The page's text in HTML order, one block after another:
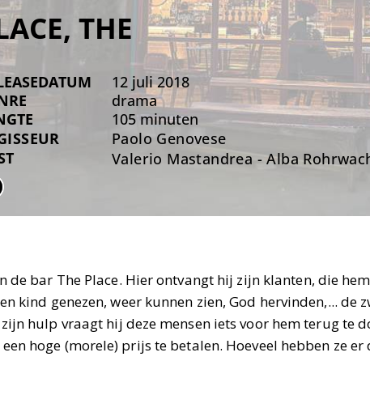
THE
12 juli 2018
drama
105 minuten
Paolo Genovese
Valerio Mastandrea - Alba
bar The Place. Hier ontvangt hij zijn klanten, die
kind genezen, weer kunnen zien, God hervinden,... de
hulp vraagt hij deze mensen iets voor hem terug te
hoge (morele) prijs te betalen. Hoeveel hebben ze